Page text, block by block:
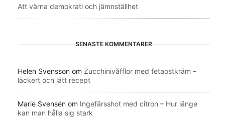
Att värna demokrati och jämnställhet
SENASTE KOMMENTARER
Helen Svensson om Zucchinivåfflor med fetaostkräm –
läckert och lätt recept
Marie Svensén om Ingefärsshot med citron – Hur länge
kan man hålla sig stark